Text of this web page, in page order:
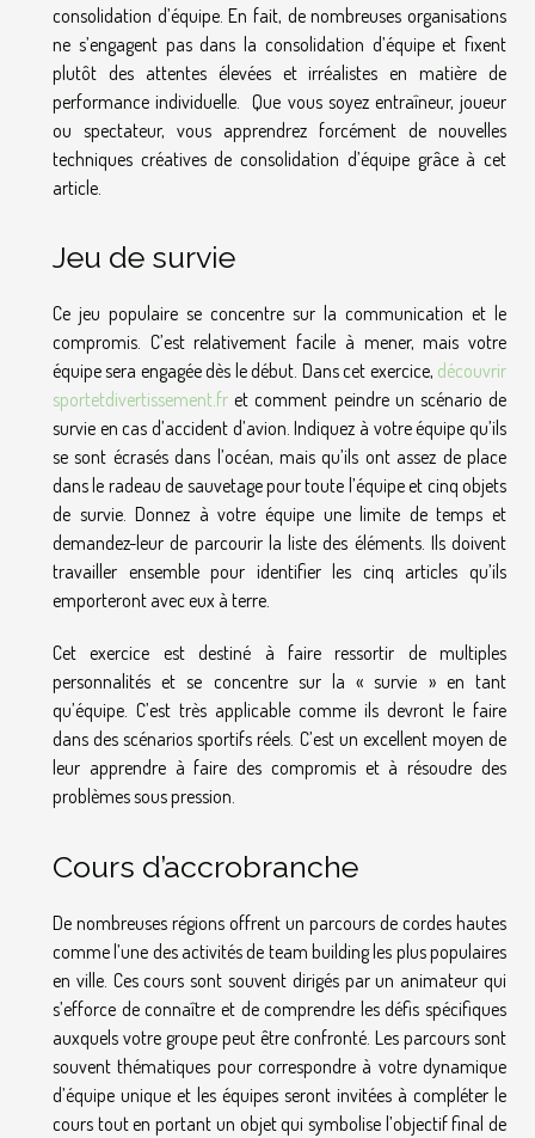
consolidation d’équipe. En fait, de nombreuses organisations
ne s’engagent pas dans la consolidation d’équipe et fixent
plutôt des attentes élevées et irréalistes en matière de
performance individuelle. Que vous soyez entraîneur, joueur
ou spectateur, vous apprendrez forcément de nouvelles
techniques créatives de consolidation d’équipe grâce à cet
article.
Jeu de survie
Ce jeu populaire se concentre sur la communication et le
compromis. C’est relativement facile à mener, mais votre
équipe sera engagée dès le début. Dans cet exercice, découvrir
sportetdivertissement.fr et comment peindre un scénario de
survie en cas d’accident d’avion. Indiquez à votre équipe qu’ils
se sont écrasés dans l’océan, mais qu’ils ont assez de place
dans le radeau de sauvetage pour toute l’équipe et cinq objets
de survie. Donnez à votre équipe une limite de temps et
demandez-leur de parcourir la liste des éléments. Ils doivent
travailler ensemble pour identifier les cinq articles qu’ils
emporteront avec eux à terre.
Cet exercice est destiné à faire ressortir de multiples
personnalités et se concentre sur la « survie » en tant
qu’équipe. C’est très applicable comme ils devront le faire
dans des scénarios sportifs réels. C’est un excellent moyen de
leur apprendre à faire des compromis et à résoudre des
problèmes sous pression.
Cours d’accrobranche
De nombreuses régions offrent un parcours de cordes hautes
comme l’une des activités de team building les plus populaires
en ville. Ces cours sont souvent dirigés par un animateur qui
s’efforce de connaître et de comprendre les défis spécifiques
auxquels votre groupe peut être confronté. Les parcours sont
souvent thématiques pour correspondre à votre dynamique
d’équipe unique et les équipes seront invitées à compléter le
cours tout en portant un objet qui symbolise l’objectif final de